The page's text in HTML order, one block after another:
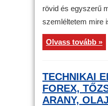
rövid és egyszerű
szemléltetem mire
Olvass tovább »
TECHNIKAI
FOREX,
ARANY,